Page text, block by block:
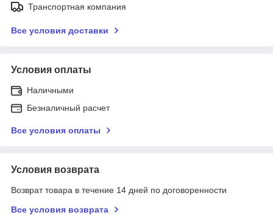
Транспортная компания
Все условия доставки
Условия оплаты
Наличными
Безналичный расчет
Все условия оплаты
Условия возврата
Возврат товара в течение 14 дней по договоренности
Все условия возврата